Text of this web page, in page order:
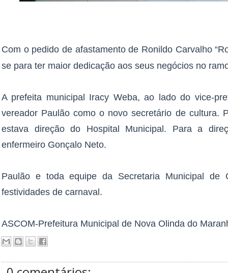
Com o pedido de afastamento de Ronildo Carvalho
se para ter maior dedicação aos seus negócios no
A prefeita municipal Iracy Weba, ao lado do vice-
vereador Paulão como o novo secretário de cultura.
estava direção do Hospital Municipal. Para a
enfermeiro Gonçalo Neto.
Paulão e toda equipe da Secretaria Municipal de
festividades de carnaval.
ASCOM-Prefeitura Municipal de Nova Olinda do